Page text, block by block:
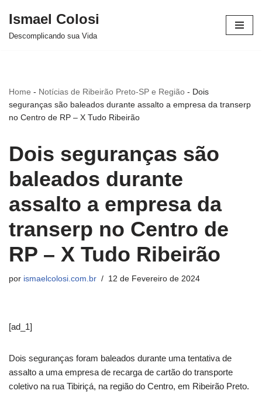
Avançar
Ismael Colosi
Descomplicando sua Vida
Home - Notícias de Ribeirão Preto-SP e Região - Dois
seguranças são baleados durante assalto a empresa da transerp
no Centro de RP – X Tudo Ribeirão
Dois seguranças são
baleados durante
assalto a empresa da
transerp no Centro de
RP – X Tudo Ribeirão
por ismaelcolosi.com.br 12 de Fevereiro de 2024
[ad_1]
Dois seguranças foram baleados durante uma tentativa de
assalto a uma empresa de recarga de cartão do transporte
coletivo na rua Tibiriçá, na região do Centro, em Ribeirão Preto.